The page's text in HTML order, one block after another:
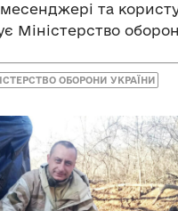
та
Міністерство
ОБОРОНИ УКРАЇНИ